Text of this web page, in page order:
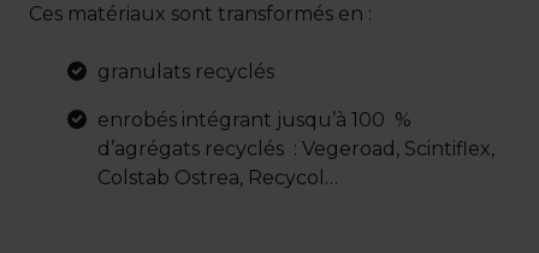
Ces matériaux sont transformés en :
granulats recyclés
enrobés intégrant jusqu’à 100 %
d’agrégats recyclés : Vegeroad, Scintiflex,
Colstab Ostrea, Recycol…